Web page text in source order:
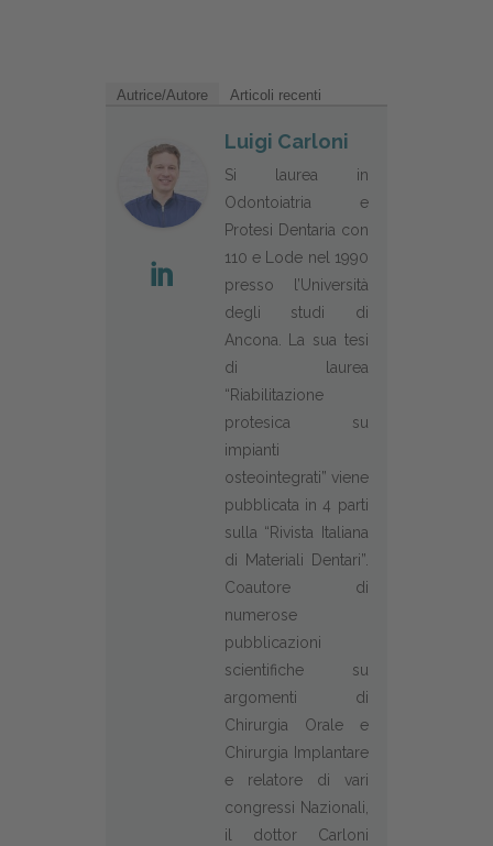
Autrice/Autore Articoli recenti
Luigi Carloni
Si laurea in
Odontoiatria e
Protesi Dentaria con
110 e Lode nel 1990
presso l’Università
degli studi di
Ancona. La sua tesi
di laurea
“Riabilitazione
protesica su
impianti
osteointegrati” viene
pubblicata in 4 parti
sulla “Rivista Italiana
di Materiali Dentari”.
Coautore di
numerose
pubblicazioni
scientifiche su
argomenti di
Chirurgia Orale e
Chirurgia Implantare
e relatore di vari
congressi Nazionali,
il dottor Carloni